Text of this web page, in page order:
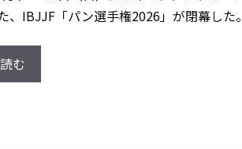
、IBJJF「パン選手権2026」が閉幕し
む